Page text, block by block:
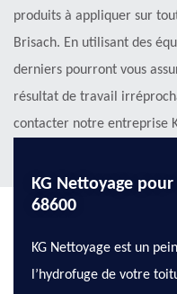
produits à appliquer sur
Brisach. En utilisant des
derniers pourront vous
résultat de travail
contacter notre entreprise
KG Nettoyage
68600
KG Nettoyage est un
l’hydrofuge de votre